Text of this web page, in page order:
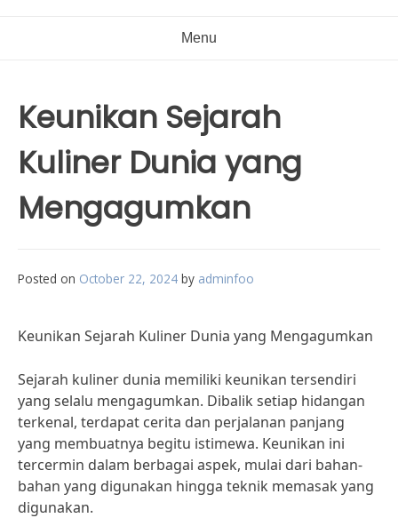
Menu
Keunikan Sejarah
Kuliner Dunia yang
Mengagumkan
Posted on October 22, 2024 by adminfoo
Keunikan Sejarah Kuliner Dunia yang Mengagumkan
Sejarah kuliner dunia memiliki keunikan tersendiri
yang selalu mengagumkan. Dibalik setiap hidangan
terkenal, terdapat cerita dan perjalanan panjang
yang membuatnya begitu istimewa. Keunikan ini
tercermin dalam berbagai aspek, mulai dari bahan-
bahan yang digunakan hingga teknik memasak yang
digunakan.